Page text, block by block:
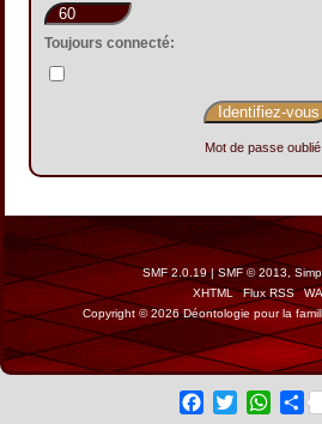
Toujours connecté:
Mot de passe
SMF 2.0.19|SMF © 2013,
XHTML
Flux RSS
Copyright © 2026 Déontologie pour la
Facebook
Twitter